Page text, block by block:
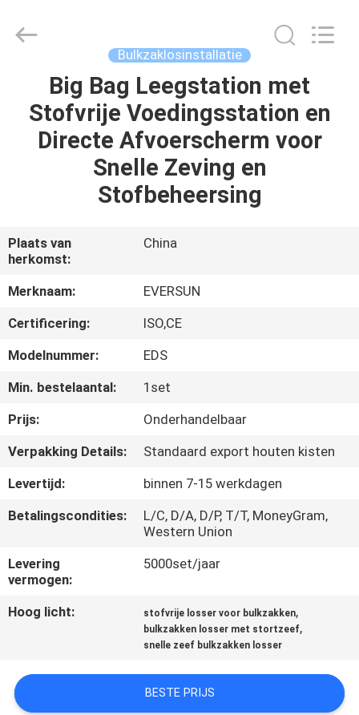
PRODUCTEN
ONGEVEER
ONS
FABRIEKSREIS
KWALITEITSCONTROLE
CONTACTEER
ONS
VERZOEK
OM EEN
CITAAT
PRIVACYBELEID
Bulkzaklosinstallatie
Big Bag Leegstation met
Stofvrije Voedingsstation en
Directe Afvoerscherm voor
Snelle Zeving en
Stofbeheersing
Plaats van
herkomst:
China
Merknaam:
EVERSUN
Certificering:
ISO,CE
Modelnummer:
EDS
Min. bestelaantal:
1set
Prijs:
Onderhandelbaar
Verpakking Details:
Standaard export houten kisten
Levertijd:
binnen 7-15 werkdagen
Betalingscondities:
L/C, D/A, D/P, T/T, MoneyGram,
Western Union
Levering
vermogen:
5000set/jaar
Hoog licht: stofvrije losser voor bulkzakken,
bulkzakken losser met stortzeef,
snelle zeef bulkzakken losser
BESTE PRIJS